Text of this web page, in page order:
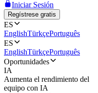
Iniciar Sesión
Regístrese gratis
ES
EnglishTürkçePortuguês
ES
EnglishTürkçePortuguês
Oportunidades
IA
Aumenta el rendimiento del
equipo con IA